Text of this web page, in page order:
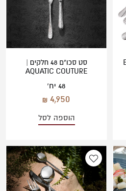
סט סכו"ם 48 חלקים |
AQUATIC COUTURE
48 יח'
4,950
הוספה לסל